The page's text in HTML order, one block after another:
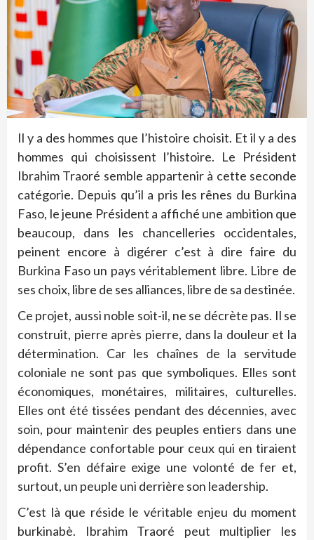
Il y a des hommes que l’histoire choisit. Et il y a des
hommes qui choisissent l’histoire. Le Président
Ibrahim Traoré semble appartenir à cette seconde
catégorie. Depuis qu’il a pris les rênes du Burkina
Faso, le jeune Président a affiché une ambition que
beaucoup, dans les chancelleries occidentales,
peinent encore à digérer c’est à dire faire du
Burkina Faso un pays véritablement libre. Libre de
ses choix, libre de ses alliances, libre de sa destinée.
Ce projet, aussi noble soit-il, ne se décrète pas. Il se
construit, pierre après pierre, dans la douleur et la
détermination. Car les chaînes de la servitude
coloniale ne sont pas que symboliques. Elles sont
économiques, monétaires, militaires, culturelles.
Elles ont été tissées pendant des décennies, avec
soin, pour maintenir des peuples entiers dans une
dépendance confortable pour ceux qui en tiraient
profit. S’en défaire exige une volonté de fer et,
surtout, un peuple uni derrière son leadership.
C’est là que réside le véritable enjeu du moment
burkinabè. Ibrahim Traoré peut multiplier les